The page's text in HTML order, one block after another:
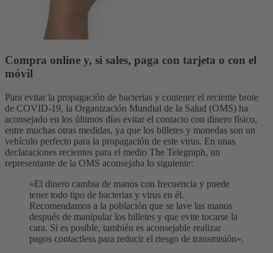
Compra online y, si sales, paga con tarjeta o con el
móvil
Para evitar la propagación de bacterias y contener el reciente brote
de COVID-19, la Organización Mundial de la Salud (OMS) ha
aconsejado en los últimos días evitar el contacto con dinero físico,
entre muchas otras medidas, ya que los billetes y monedas son un
vehículo perfecto para la propagación de este virus. En unas
declaraciones recientes para el medio The Telegraph, un
representante de la OMS aconsejaba lo siguiente:
«El dinero cambia de manos con frecuencia y puede
tener todo tipo de bacterias y virus en él.
Recomendamos a la población que se lave las manos
después de manipular los billetes y que evite tocarse la
cara. Si es posible, también es aconsejable realizar
pagos contactless para reducir el riesgo de transmisión».